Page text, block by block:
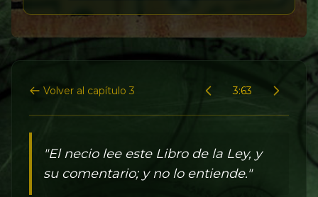
Volver al capítulo 3 3:63
"El necio lee este Libro de la Ley, y
su comentario; y no lo entiende."